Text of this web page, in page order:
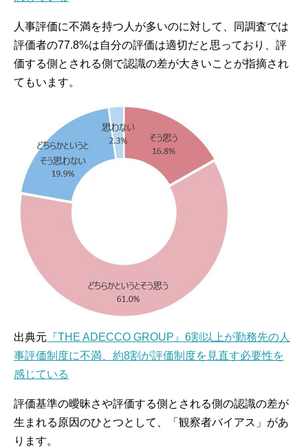
人事評価に不満を持つ人が多いのに対して、同調査では
評価者の77.8%は自分の評価は適切だと思っており、評
価する側とされる側で認識の差が大きいことが指摘され
てもいます。
出典元 『THE ADECCO GROUP』6割以上が勤務先の人
事評価制度に不満、約8割が評価制度を見直す必要性を
感じている
評価基準の曖昧さや評価する側とされる側の認識の差が
生まれる原因のひとつとして、「観察者バイアス」があ
ります。